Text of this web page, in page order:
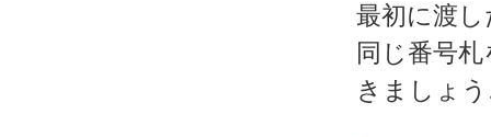
最初に渡
同じ番号
きましょ